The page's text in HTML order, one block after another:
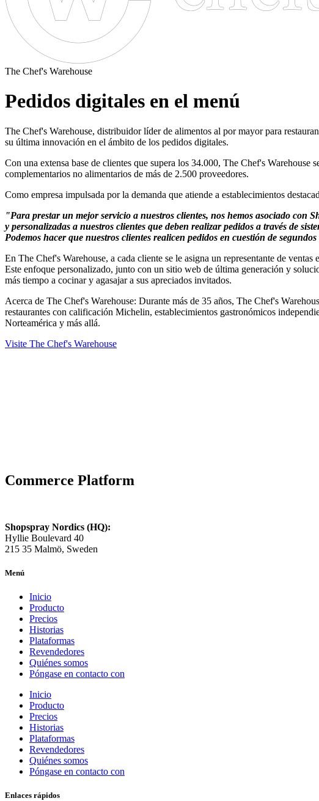
The Chef's Warehouse
Pedidos digitales en el menú
The Chef's Warehouse, distribuidor líder de alimentos al por mayor para
su última innovación en el ámbito de los pedidos digitales.
Con una extensa base de clientes que supera los 34.000, The Chef's
complementarios no alimentarios de más de 2.500 proveedores.
Como empresa impulsada por la demanda que atiende a establecimientos
"Para prestar un mejor servicio a nuestros clientes, nos hemos asociado con
y personalizadas a nuestros clientes que deben realizar pedidos a través de
Podemos hacer que nuestros clientes realicen pedidos en cuestión de
En The Chef's Warehouse, a cada cliente se le asigna un representante de
Este enfoque personalizado, junto con un sitio web de última generación y
más tiempo a cocinar y agasajar a sus apreciados invitados.
Acerca de The Chef's Warehouse: Durante más de 35 años, The Chef's
restaurantes con calificación Michelin, establecimientos gastronómicos
Norteamérica y más allá.
Visite The Chef's Warehouse
Commerce Platform
Shopspray Nordics (HQ):
Hyllie Boulevard 40
215 35 Malmö, Sweden
Menú
Inicio
Producto
Precios
Historias
Plataformas
Revendedores
Quiénes somos
Póngase en contacto con
Inicio
Producto
Precios
Historias
Plataformas
Revendedores
Quiénes somos
Póngase en contacto con
Enlaces rápidos